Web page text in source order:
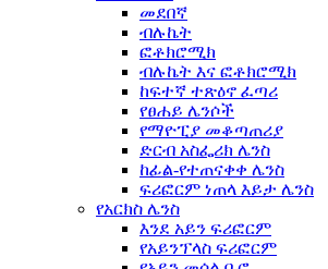
መደበኛ
ብሉኬት
ፎቶክሮሚክ
ብሉኬት እና ፎቶክሮሚክ
ከፍተኛ ተጽዕኖ ፈጣሪ
የፀሐይ ሌንሶች
የማዮፒያ መቆጣጠሪያ
ድርብ አስፌሪክ ሌንስ
ከፊል-የተጠናቀቀ ሌንስ
ፍሪፎርም ነጠላ እይታ ሌንስ
የአርክስ ሌንስ
እንደ አይን ፍሪፎርም
የአይንፕላስ ፍሪፎርም